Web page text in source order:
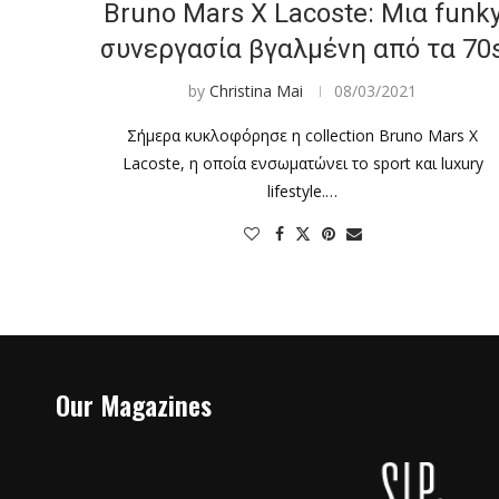
Bruno Mars X Lacoste: Μια
συνεργασία βγαλμένη από τα
byChristina Mai 08/03/2021
Σήμερα κυκλοφόρησε η collection Bruno Mars X
Lacoste, η οποία ενσωματώνει το sport και luxury
lifestyle.…
Our Magazines